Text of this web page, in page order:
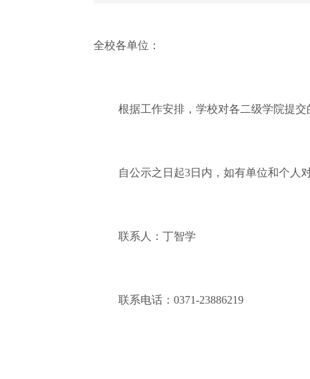
全校各单位：
根据工作安排，学校对各二级学院提
自公示之日起3日内，如有单位和个人
联系人：丁智学
联系电话：0371-23886219